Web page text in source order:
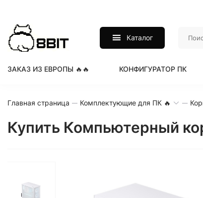
Каталог
ЗАКАЗ ИЗ ЕВРОПЫ 🔥🔥 КОНФИГУРАТОР ПК
Главная страница Комплектующие для ПК 🔥
Купить Компьютерный